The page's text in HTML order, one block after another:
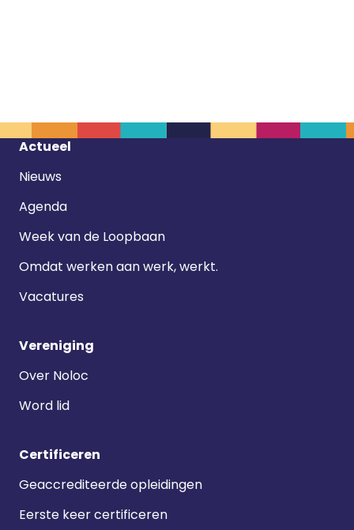
Footer
Actueel
Nieuws
Agenda
Week van de Loopbaan
Omdat werken aan werk, werkt.
Vacatures
Vereniging
Over Noloc
Word lid
Certificeren
Geaccrediteerde opleidingen
Eerste keer certificeren